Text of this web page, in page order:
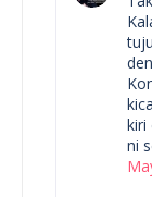
kiri
ni